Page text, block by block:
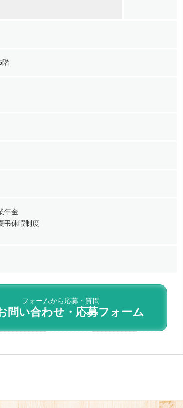
階
年金
弔休暇制度
フォームから応募・質問
問い合わせ・応募フォーム